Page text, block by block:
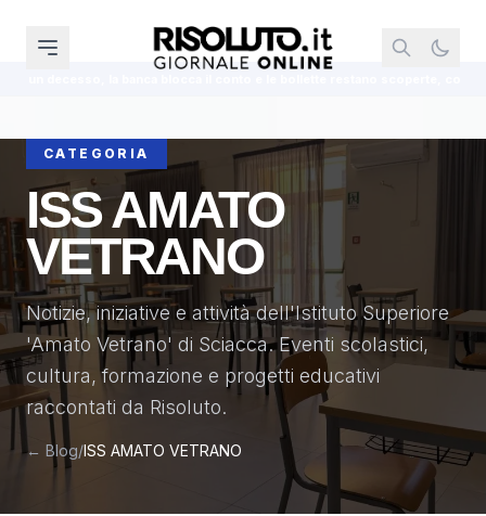
CATEGORIA
ISS AMATO
VETRANO
Notizie, iniziative e attività dell'Istituto Superiore
'Amato Vetrano' di Sciacca. Eventi scolastici,
cultura, formazione e progetti educativi
raccontati da Risoluto.
← Blog/ISS AMATO VETRANO